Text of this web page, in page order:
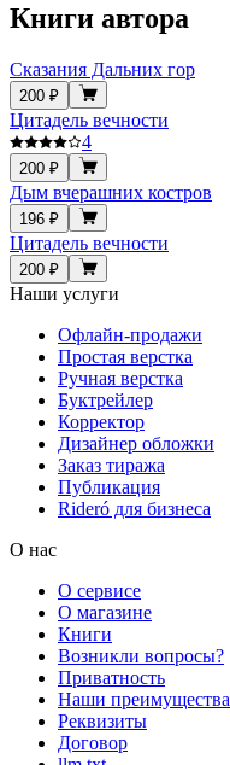
Книги автора
Сказания Дальних гор
200 ₽
Цитадель вечности
4
200 ₽
Дым вчерашних костров
196 ₽
Цитадель вечности
200 ₽
Наши услуги
Офлайн-продажи
Простая верстка
Ручная верстка
Буктрейлер
Корректор
Дизайнер обложки
Заказ тиража
Публикация
Rideró для бизнеса
О нас
О сервисе
О магазине
Книги
Возникли вопросы?
Приватность
Наши преимущества
Реквизиты
Договор